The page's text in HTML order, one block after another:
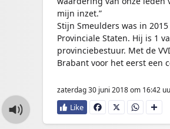
mijn inzet.”
Stijn Smeulders was in 2015
Provinciale Staten. Hij is 1
provinciebestuur. Met de
Brabant voor het eerst een
zaterdag 30 juni 2018om 16:42
Fa
ce
X
W
ha
D
e